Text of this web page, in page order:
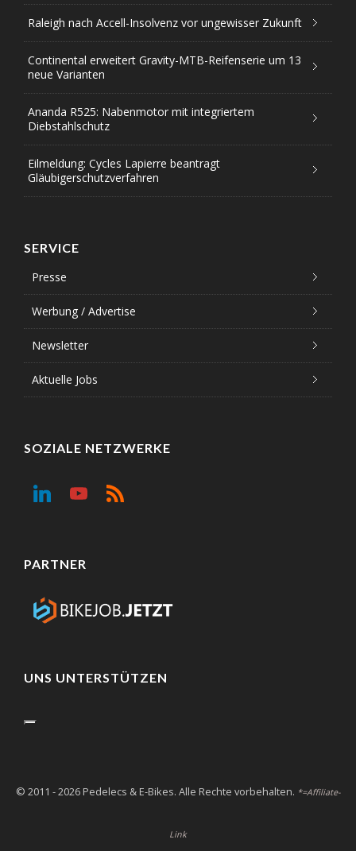
Raleigh nach Accell-Insolvenz vor ungewisser Zukunft
Continental erweitert Gravity-MTB-Reifenserie um 13
neue Varianten
Ananda R525: Nabenmotor mit integriertem
Diebstahlschutz
Eilmeldung: Cycles Lapierre beantragt
Gläubigerschutzverfahren
SERVICE
Presse
Werbung / Advertise
Newsletter
Aktuelle Jobs
SOZIALE NETZWERKE
PARTNER
UNS UNTERSTÜTZEN
© 2011 - 2026 Pedelecs & E-Bikes. Alle Rechte vorbehalten. *=Affiliate-
Link